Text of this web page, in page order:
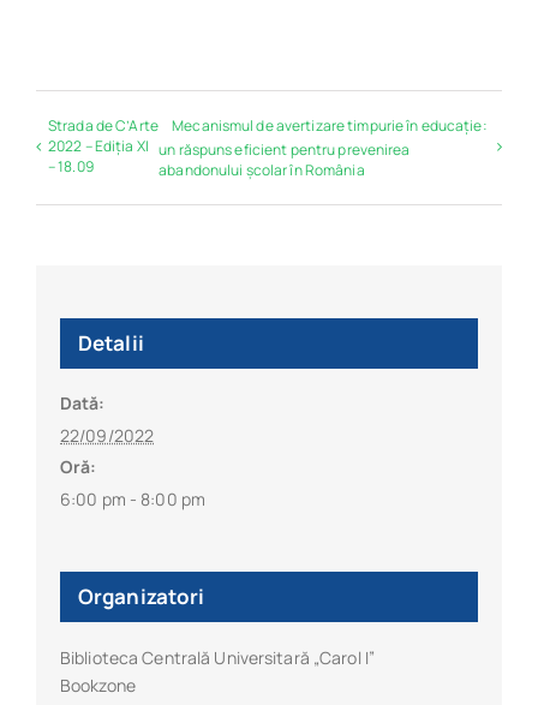
Strada de C’Arte
2022 – Ediția XI
– 18.09
Mecanismul de avertizare timpurie în educație:
un răspuns eficient pentru prevenirea
abandonului școlar în România
Detalii
Dată:
22/09/2022
Oră:
6:00 pm - 8:00 pm
Organizatori
Biblioteca Centrală Universitară „Carol I”
Bookzone